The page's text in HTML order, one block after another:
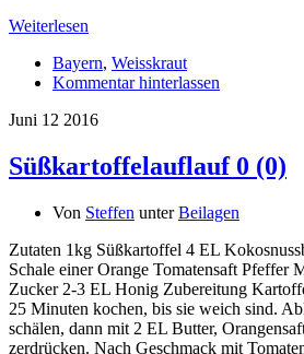
Weiterlesen
Bayern, Weisskraut
Kommentar hinterlassen
Juni 12 2016
Süßkartoffelauflauf 0 (0)
Von Steffen unterBeilagen
Zutaten 1kg Süßkartoffel 4 EL
Schale einer Orange Tomatensaft Pfeffer
Zucker 2-3 EL Honig Zubereitung
25 Minuten kochen, bis sie weich sind.
schälen, dann mit 2 EL Butter,
zerdrücken. Nach Geschmack mit